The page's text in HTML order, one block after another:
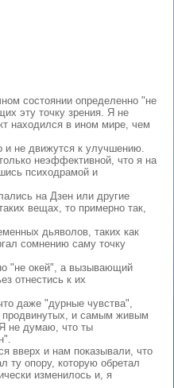
состоянии определенно "не
эту точку зрения. Я не
находился в ином мире, чем
и не движутся к улучшению.
неэффективной, что я на
психодрамой и
на Дзен или другие
вещах, то примерно так,
дьяволов, таких как
сомнению саму точку
"не окей", а вызывающий
отнестись к их
даже "дурные чувства",
продвинутых, и самым живым
не думаю, что ты
вверх и нам показывали, что
ту опору, которую обретал
изменилось и, я